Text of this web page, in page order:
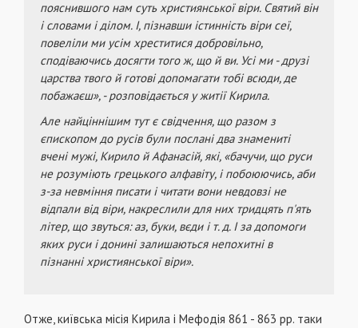
пояснившого нам суть християнської віри. Святий він
і словами і ділом. І, пізнавши істинність віри сеї,
повеліли ми усім хреститися добровільно,
сподіваючись досягти того ж, що й ви. Усі ми - друзі
царства твого й готові допомагати тобі всюди, де
побажаєш», - розповідається у житії Кирила.
Але найціннішим тут є свідчення, що разом з
єпископом до русів були послані два знамениті
вчені мужі, Кирило й Афанасій, які, «бачучи, що руси
не розуміють грецького алфавіту, і побоюючись, аби
з-за невміння писати і читати вони невдовзі не
відпали від віри, накреслили для них тридцять п'ять
літер, що звуться: аз, буки, вєди і т. д. І за допомоги
яких руси і донині залишаються непохитні в
пізнанні християнської віри».
Отже, київська місія Кирила і Мефодія 861 - 863 рр. таки